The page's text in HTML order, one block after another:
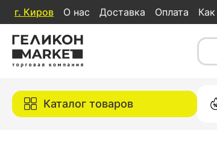
г. Киров О нас Доставка Оплата Как
Каталог товаров